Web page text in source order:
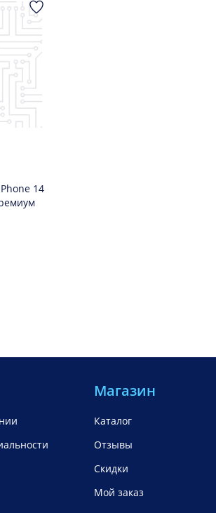
14
Магазин
Каталог
Отзывы
Скидки
Мой заказ